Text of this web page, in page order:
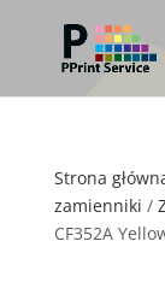
Strona
zamienniki /
CF352A